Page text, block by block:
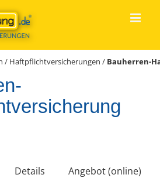
/ Haftpflichtversicherungen / Bauherren-
Details Angebot (online)